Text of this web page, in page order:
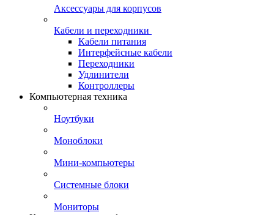
Аксессуары для корпусов
Кабели и переходники
Кабели питания
Интерфейсные кабели
Переходники
Удлинители
Контроллеры
Компьютерная техника
Ноутбуки
Моноблоки
Мини-компьютеры
Системные блоки
Мониторы